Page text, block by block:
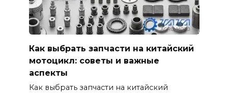
Как выбрать запчасти на китайский
мотоцикл: советы и важные
аспекты
Как выбрать запчасти на китайский